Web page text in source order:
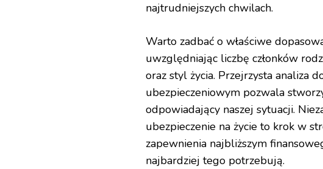
najtrudniejszych chwilach.
Warto zadbać o właściwe
uwzględniając liczbę członków
oraz styl życia. Przejrzysta analiza
ubezpieczeniowym pozwala
odpowiadający naszej sytuacji.
ubezpieczenie na życie to krok w
zapewnienia najbliższym
najbardziej tego potrzebują.